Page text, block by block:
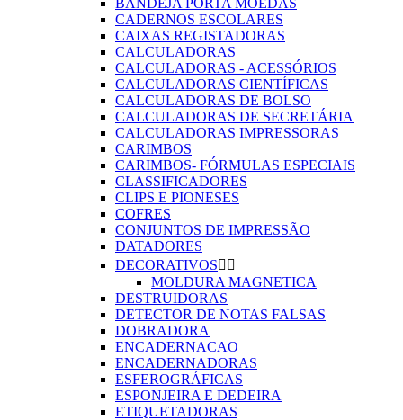
CADERNOS ESCOLARES
CAIXAS REGISTADORAS
CALCULADORAS
CALCULADORAS - ACESSÓRIOS
CALCULADORAS CIENTÍFICAS
CALCULADORAS DE BOLSO
CALCULADORAS DE SECRETÁRIA
CALCULADORAS IMPRESSORAS
CARIMBOS
CARIMBOS- FÓRMULAS ESPECIAIS
CLASSIFICADORES
CLIPS E PIONESES
COFRES
CONJUNTOS DE IMPRESSÃO
DATADORES
DECORATIVOS 
MOLDURA MAGNETICA
DESTRUIDORAS
DETECTOR DE NOTAS FALSAS
DOBRADORA
ENCADERNACAO
ENCADERNADORAS
ESFEROGRÁFICAS
ESPONJEIRA E DEDEIRA
ETIQUETADORAS